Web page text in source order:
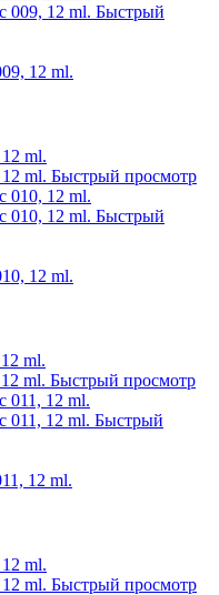
Быстрый
12 ml.
Быстрый просмотр
Быстрый
12 ml.
Быстрый просмотр
Быстрый
12 ml.
Быстрый просмотр